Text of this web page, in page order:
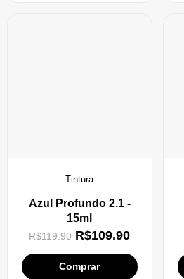
Tintura
Azul Profundo 2.1 -
15ml
R$119.90 R$109.90
Comprar